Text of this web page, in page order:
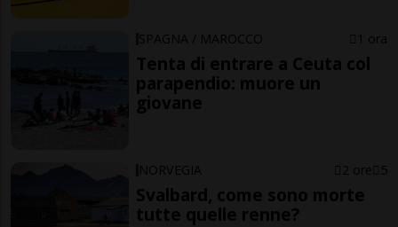
SPAGNA / MAROCCO 1 ora
Tenta di entrare a Ceuta col
parapendio: muore un
giovane
NORVEGIA 2 ore 5
Svalbard, come sono morte
tutte quelle renne?